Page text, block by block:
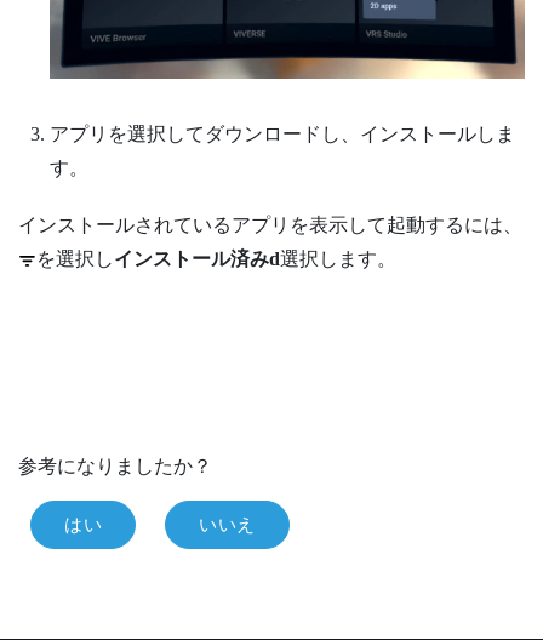
アプリを選択してダウンロードし、インストールしま
す。
インストールされているアプリを表示して起動するには、
を選択しインストール済みd選択します。
参考になりましたか？
はい いいえ